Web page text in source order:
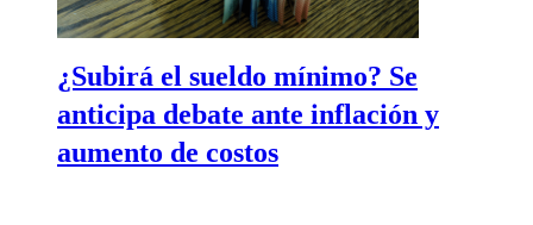
¿Subirá el sueldo mínimo? Se
anticipa debate ante inflación y
aumento de costos